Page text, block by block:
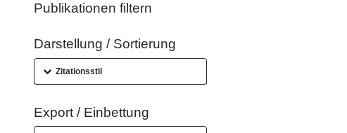
Publikationen filtern
Darstellung / Sortierung
Zitationsstil
Export / Einbettung